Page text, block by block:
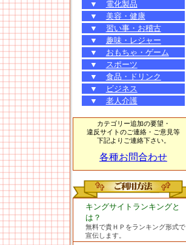
▼
電化製品
▼
美容・健康
▼
習い事・お稽古
▼
趣味・レジャー
▼
おもちゃ・ゲーム
▼
スポーツ
▼
食品・ドリンク
▼
ビジネス
▼
老人介護
カテゴリー追加の要望・
違反サイトのご連絡・ご意見等
下記よりご連絡下さい。
各種お問合わせ
キングサイトランキングと
は？
無料で貴ＨＰをランキング形式で
宣伝します。